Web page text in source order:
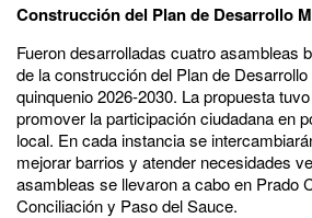
Construcción del Plan de Desarrollo
Fueron desarrolladas cuatro asambleas
de la construcción del Plan de
quinquenio 2026-2030. La propuesta
promover la participación ciudadana en
local. En cada instancia se
mejorar barrios y atender necesidades
asambleas se llevaron a cabo en Prado
Conciliación y Paso del Sauce.